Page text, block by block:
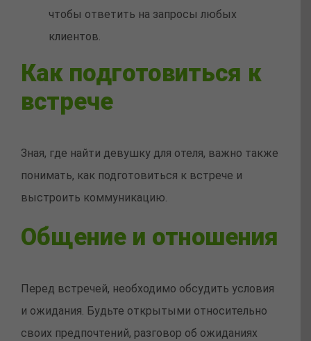
чтобы ответить на запросы любых
клиентов.
Как подготовиться к
встрече
Зная, где найти девушку для отеля, важно также
понимать, как подготовиться к встрече и
выстроить коммуникацию.
Общение и отношения
Перед встречей, необходимо обсудить условия
и ожидания. Будьте открытыми относительно
своих предпочтений, разговор об ожиданиях